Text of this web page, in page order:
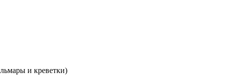
и креветки)